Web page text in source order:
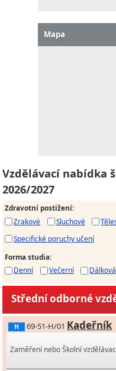
Mapa
Vzdělávací nabídka
2026/2027
Zdravotní postižení:
Zrakové
Sluchové
Specifické poruchy učení
Forma studia:
Denní
Večerní Dálková
Střední odborné
H 69-51-H/01 Kadeřník
Zaměření nebo Školní